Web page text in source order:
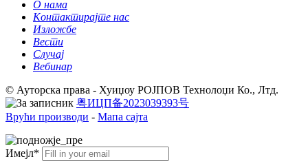
О нама
Контактирајте нас
Изложбе
Вести
Случај
Вебинар
© Ауторска права - Хуиџоу РОЈПОВ Технолоџи Ко., Лтд.
粤ИЦП备2023039393号
Врући производи - Мапа сајта
Имејл*